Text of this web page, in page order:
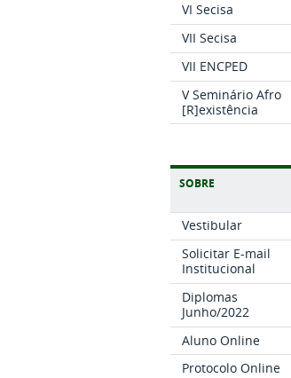
VI Secisa
VII Secisa
VII ENCPED
V Seminário Afro
[R]existência
SOBRE
Vestibular
Solicitar E-mail
Institucional
Diplomas
Junho/2022
Aluno Online
Protocolo Online